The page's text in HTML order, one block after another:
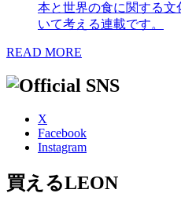
本と世界の食に関する
いて考える連載です。
READ MORE
X
Facebook
Instagram
買えるLEON